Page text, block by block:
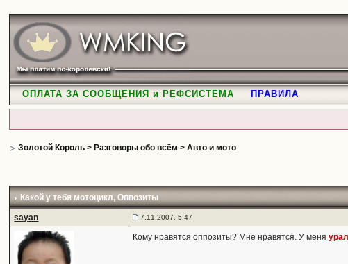
ОПЛАТА ЗА СООБЩЕНИЯ и РЕФСИСТЕМА ПРАВИЛА
Золотой Король > Разговоры обо всём >Авто и мото
Какой у тебя мотоцикл, Оппозиты
sayan 7.11.2007, 5:47
Кому нравятся оппозиты? Мне нравятся. У меняурал